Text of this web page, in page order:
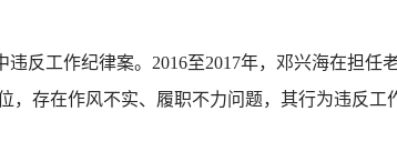
反工作纪律案。2016至2017年，邓兴海在担任
存在作风不实、履职不力问题，其行为违反工